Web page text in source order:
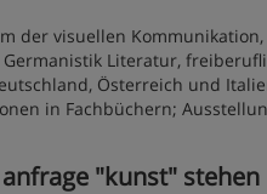
der visuellen
Literatur,
Österreich und
in Fachbüchern;
"kunst" stehen